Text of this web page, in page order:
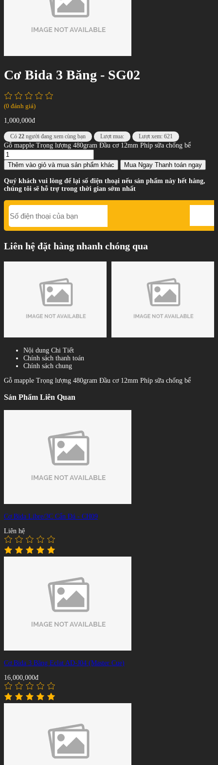
Cơ Bida 3 Băng - SG02
(0 đánh giá)
1,000,000đ
Có 22 người đang xem cùng bạn Lượt mua: Lượt xem: 621
Gỗ mapple Trọng lượng 480gram Đầu cơ 12mm Phíp sữa chống bể
Thêm vào giỏ và mua sản phẩm khác Mua Ngay Thanh toán ngay
Quý khách vui lòng để lại số điện thoại nếu sản phẩm này hết hàng,
chúng tôi sẽ hỗ trợ trong thời gian sớm nhất
Liên hệ đặt hàng nhanh chóng qua
Nội dung Chi Tiết
Chính sách thanh toán
Chính sách chung
Gỗ mapple Trọng lượng 480gram Đầu cơ 12mm Phíp sữa chống bể
Sản Phẩm Liên Quan
Cơ Bida Libre/3C Cẩn Đá - CH09
Liên hệ
Cơ Bida 3 Băng Eclat AD-J04 (Master Cue)
16,000,000đ